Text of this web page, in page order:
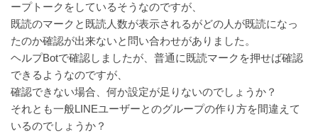
ープトークをしているそうなのですが、
既読のマークと既読人数が表示されるがどの人が既読になっ
たのか確認が出来ないと問い合わせがありました。
ヘルプBotで確認しましたが、普通に既読マークを押せば確認
できるようなのですが、
確認できない場合、何か設定が足りないのでしょうか？
それとも一般LINEユーザーとのグループの作り方を間違えて
いるのでしょうか？